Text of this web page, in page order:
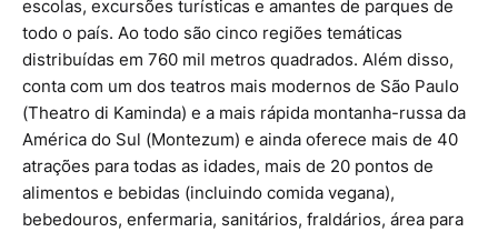
escolas, excursões turísticas e amantes de parques de
todo o país. Ao todo são cinco regiões temáticas
distribuídas em 760 mil metros quadrados. Além disso,
conta com um dos teatros mais modernos de São Paulo
(Theatro di Kaminda) e a mais rápida montanha-russa da
América do Sul (Montezum) e ainda oferece mais de 40
atrações para todas as idades, mais de 20 pontos de
alimentos e bebidas (incluindo comida vegana),
bebedouros, enfermaria, sanitários, fraldários, área para